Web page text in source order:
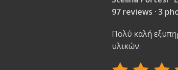
97 reviews · 3
Πολύ καλή
υλικών.